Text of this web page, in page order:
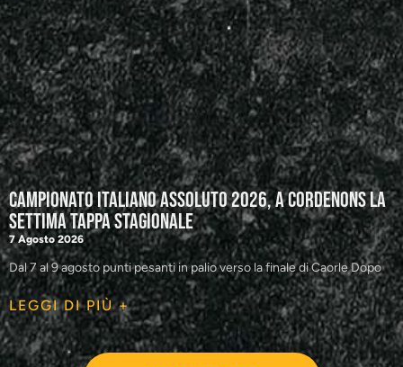
Campionato Italiano Assoluto 2026, a Cordenons la
settima tappa stagionale
7 Agosto 2026
Dal 7 al 9 agosto punti pesanti in palio verso la finale di Caorle Dopo
LEGGI DI PIÙ +